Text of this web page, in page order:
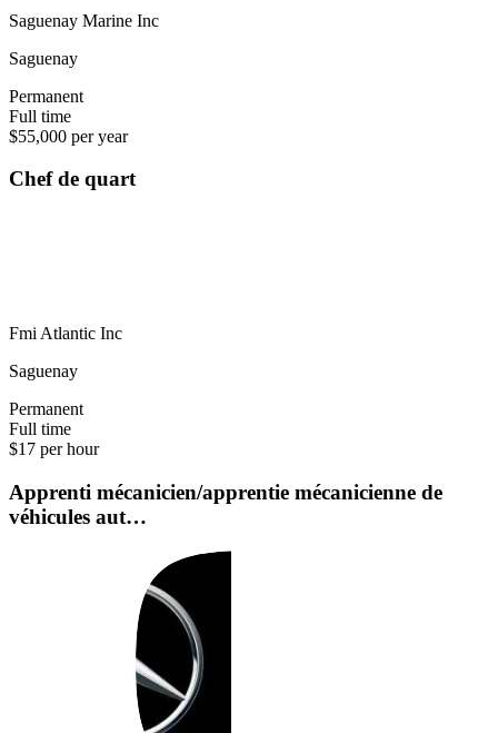
Saguenay Marine Inc
Saguenay
Permanent
Full time
$55,000 per year
Chef de quart
Fmi Atlantic Inc
Saguenay
Permanent
Full time
$17 per hour
Apprenti mécanicien/apprentie mécanicienne de
véhicules aut…